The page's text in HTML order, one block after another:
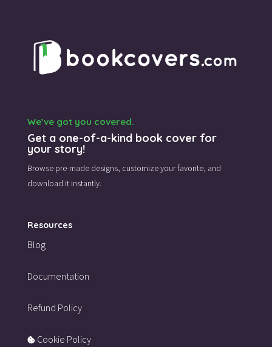
We’ve got you covered.
Get a one-of-a-kind book cover for
your story!
Browse pre-made designs, customize your favorite, and
download it instantly.
Resources
Blog
Documentation
Refund Policy
Cookie Policy